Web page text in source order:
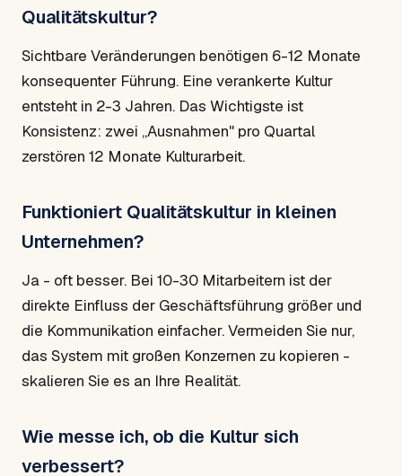
Qualitätskultur?
Sichtbare Veränderungen benötigen 6-12 Monate
konsequenter Führung. Eine verankerte Kultur
entsteht in 2-3 Jahren. Das Wichtigste ist
Konsistenz: zwei „Ausnahmen" pro Quartal
zerstören 12 Monate Kulturarbeit.
Funktioniert Qualitätskultur in kleinen
Unternehmen?
Ja - oft besser. Bei 10-30 Mitarbeitern ist der
direkte Einfluss der Geschäftsführung größer und
die Kommunikation einfacher. Vermeiden Sie nur,
das System mit großen Konzernen zu kopieren -
skalieren Sie es an Ihre Realität.
Wie messe ich, ob die Kultur sich
verbessert?